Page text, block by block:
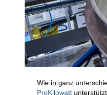
Wie in ganz
ProKilowatt